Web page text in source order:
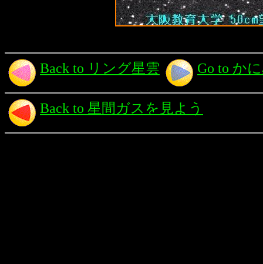
Back to リング星雲 Go to か
Back to 星間ガスを見よう